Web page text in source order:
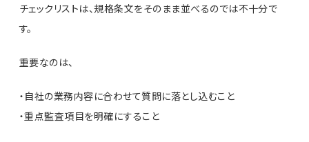
チェックリストは、規格条文をそのまま並べるのでは不十分で
す。
重要なのは、
・自社の業務内容に合わせて質問に落とし込むこと
・重点監査項目を明確にすること